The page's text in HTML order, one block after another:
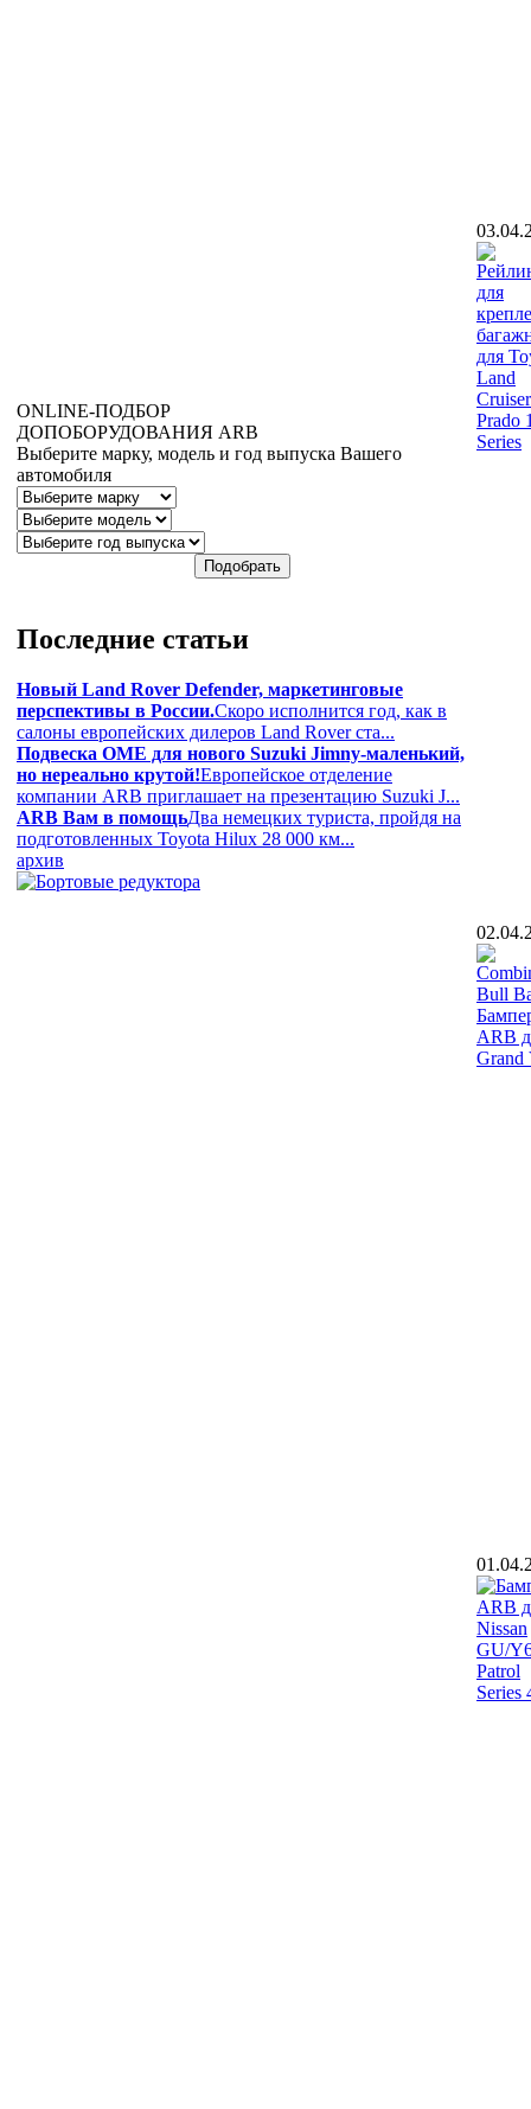
ONLINE-ПОДБОР
ДОПОБОРУДОВАНИЯ ARB
Выберите марку, модель и год выпуска Вашего
автомобиля
Последние статьи
Новый Land Rover Defender, маркетинговые
перспективы в России.Скоро исполнится год, как в
салоны европейских дилеров Land Rover ста...
Подвеска OME для нового Suzuki Jimny-маленький,
но нереально крутой!Европейское отделение
компании ARB приглашает на презентацию Suzuki J...
ARB Вам в помощьДва немецких туриста, пройдя на
подготовленных Toyota Hilux 28 000 км...
архив